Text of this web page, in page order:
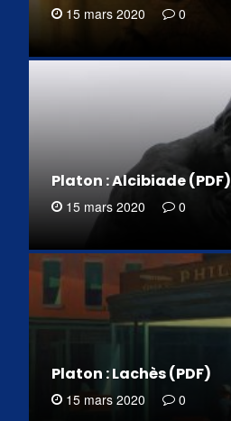
15 mars 2020 0
Platon : Alcibiade (PDF)
15 mars 2020 0
Platon : Lachès (PDF)
15 mars 2020 0